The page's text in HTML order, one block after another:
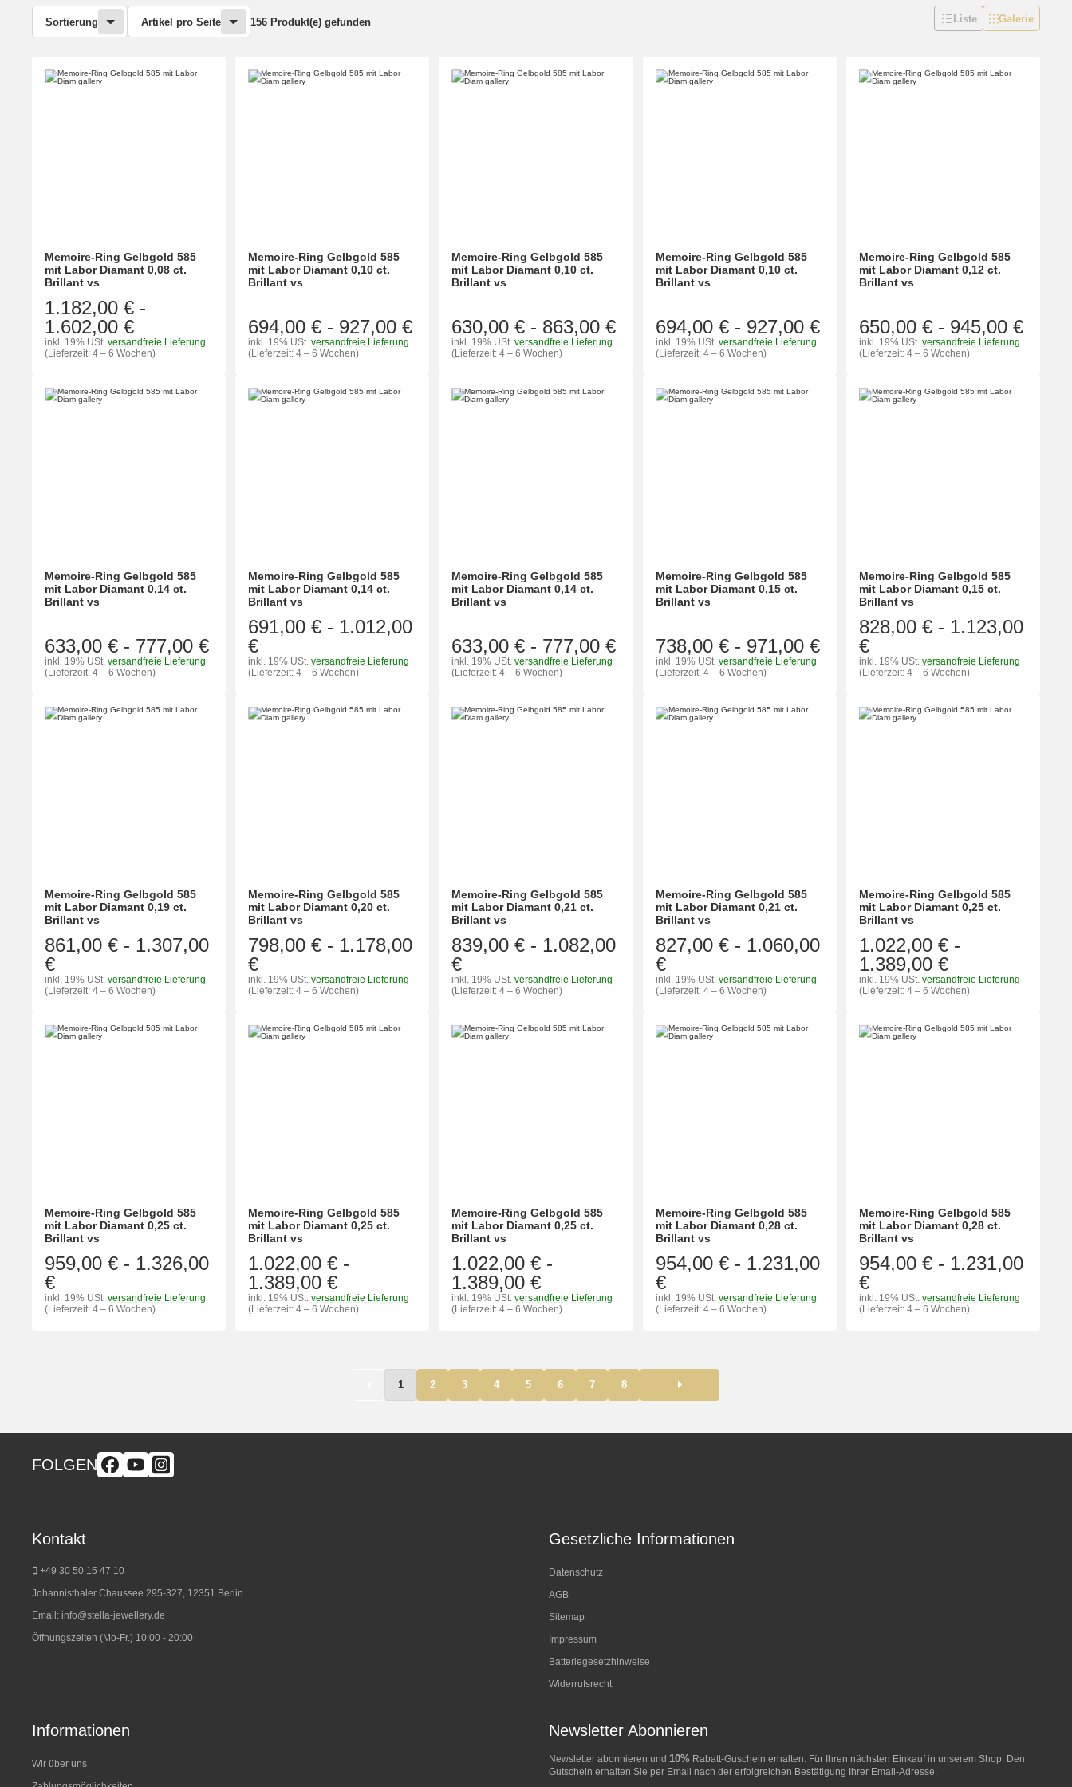
Sortierung Artikel pro Seite 156 Produkt(e) gefunden Liste Galerie
Memoire-Ring Gelbgold 585
mit Labor Diamant 0,08 ct.
Brillant vs
1.182,00 € -
1.602,00 €
inkl. 19% USt. versandfreie Lieferung
(Lieferzeit: 4 – 6 Wochen)
Memoire-Ring Gelbgold 585
mit Labor Diamant 0,10 ct.
Brillant vs
694,00 € - 927,00 €
inkl. 19% USt. versandfreie Lieferung
(Lieferzeit: 4 – 6 Wochen)
Memoire-Ring Gelbgold 585
mit Labor Diamant 0,10 ct.
Brillant vs
630,00 € - 863,00 €
inkl. 19% USt. versandfreie Lieferung
(Lieferzeit: 4 – 6 Wochen)
Memoire-Ring Gelbgold 585
mit Labor Diamant 0,10 ct.
Brillant vs
694,00 €- 927,00 €
inkl. 19% USt. versandfreie Lieferung
(Lieferzeit: 4 – 6 Wochen)
Memoire-Ring Gelbgold 585
mit Labor Diamant 0,12 ct.
Brillant vs
650,00 €- 945,00 €
inkl. 19% USt. versandfreie Lieferung
(Lieferzeit: 4 – 6 Wochen)
Memoire-Ring Gelbgold 585
mit Labor Diamant 0,14 ct.
Brillant vs
633,00 € - 777,00 €
inkl. 19% USt. versandfreie Lieferung
(Lieferzeit: 4 – 6 Wochen)
Memoire-Ring Gelbgold 585
mit Labor Diamant 0,14 ct.
Brillant vs
691,00 € - 1.012,00
€
inkl. 19% USt. versandfreie Lieferung
(Lieferzeit: 4 – 6 Wochen)
Memoire-Ring Gelbgold 585
mit Labor Diamant 0,14 ct.
Brillant vs
633,00 € - 777,00 €
inkl. 19% USt. versandfreie Lieferung
(Lieferzeit: 4 – 6 Wochen)
Memoire-Ring Gelbgold 585
mit Labor Diamant 0,15 ct.
Brillant vs
738,00 €- 971,00 €
inkl. 19% USt. versandfreie Lieferung
(Lieferzeit: 4 – 6 Wochen)
Memoire-Ring Gelbgold 585
mit Labor Diamant 0,15 ct.
Brillant vs
828,00 €- 1.123,00
€
inkl. 19% USt. versandfreie Lieferung
(Lieferzeit: 4 – 6 Wochen)
Memoire-Ring Gelbgold 585
mit Labor Diamant 0,19 ct.
Brillant vs
861,00 € - 1.307,00
€
inkl. 19% USt. versandfreie Lieferung
(Lieferzeit: 4 – 6 Wochen)
Memoire-Ring Gelbgold 585
mit Labor Diamant 0,20 ct.
Brillant vs
798,00 € - 1.178,00
€
inkl. 19% USt. versandfreie Lieferung
(Lieferzeit: 4 – 6 Wochen)
Memoire-Ring Gelbgold 585
mit Labor Diamant 0,21 ct.
Brillant vs
839,00 € - 1.082,00
€
inkl. 19% USt. versandfreie Lieferung
(Lieferzeit: 4 – 6 Wochen)
Memoire-Ring Gelbgold 585
mit Labor Diamant 0,21 ct.
Brillant vs
827,00 €- 1.060,00
€
inkl. 19% USt. versandfreie Lieferung
(Lieferzeit: 4 – 6 Wochen)
Memoire-Ring Gelbgold 585
mit Labor Diamant 0,25 ct.
Brillant vs
1.022,00 €-
1.389,00 €
inkl. 19% USt. versandfreie Lieferung
(Lieferzeit: 4 – 6 Wochen)
Memoire-Ring Gelbgold 585
mit Labor Diamant 0,25 ct.
Brillant vs
959,00 € - 1.326,00
€
inkl. 19% USt. versandfreie Lieferung
(Lieferzeit: 4 – 6 Wochen)
Memoire-Ring Gelbgold 585
mit Labor Diamant 0,25 ct.
Brillant vs
1.022,00 € -
1.389,00 €
inkl. 19% USt. versandfreie Lieferung
(Lieferzeit: 4 – 6 Wochen)
Memoire-Ring Gelbgold 585
mit Labor Diamant 0,25 ct.
Brillant vs
1.022,00 € -
1.389,00 €
inkl. 19% USt. versandfreie Lieferung
(Lieferzeit: 4 – 6 Wochen)
Memoire-Ring Gelbgold 585
mit Labor Diamant 0,28 ct.
Brillant vs
954,00 €- 1.231,00
€
inkl. 19% USt. versandfreie Lieferung
(Lieferzeit: 4 – 6 Wochen)
Memoire-Ring Gelbgold 585
mit Labor Diamant 0,28 ct.
Brillant vs
954,00 €- 1.231,00
€
inkl. 19% USt. versandfreie Lieferung
(Lieferzeit: 4 – 6 Wochen)
1 2 3 4 5 6 7 8
FOLGEN
Kontakt
+49 30 50 15 47 10
Johannisthaler Chaussee 295-327, 12351 Berlin
Email: info@stella-jewellery.de
Öffnungszeiten (Mo-Fr.) 10:00 - 20:00
Gesetzliche Informationen
Datenschutz
AGB
Sitemap
Impressum
Batteriegesetzhinweise
Widerrufsrecht
Informationen
Wir über uns
Newsletter Abonnieren
Newsletter abonnieren und 10% Rabatt-Guschein erhalten. Für Ihren nächsten Einkauf in unserem Shop. Den
Gutschein erhalten Sie per Email nach der erfolgreichen Bestätigung Ihrer Email-Adresse.